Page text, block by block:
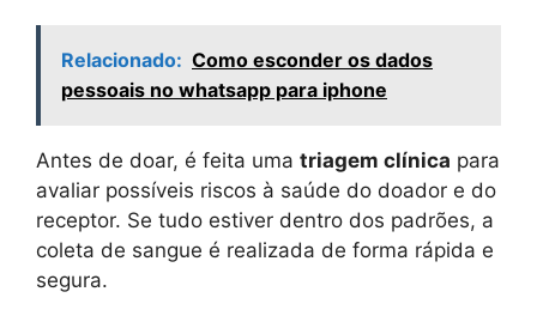
Relacionado: Como esconder os dados
pessoais no whatsapp para iphone
Antes de doar, é feita uma triagem clínica para
avaliar possíveis riscos à saúde do doador e do
receptor. Se tudo estiver dentro dos padrões, a
coleta de sangue é realizada de forma rápida e
segura.